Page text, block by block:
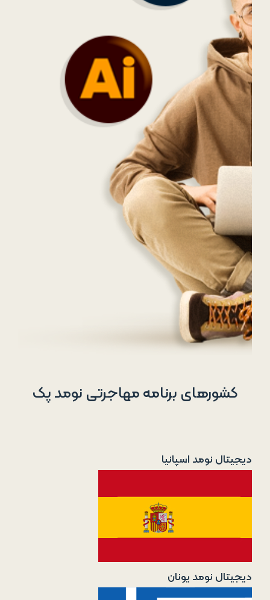
کشورهای برنامه مهاجرتی نومد پک
دیجیتال نومد اسپانیا
دیجیتال نومد یونان